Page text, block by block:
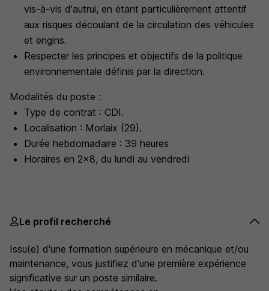
vis-à-vis d'autrui, en étant particulièrement attentif
aux risques découlant de la circulation des véhicules
et engins.
Respecter les principes et objectifs de la politique
environnementale définis par la direction.
Modalités du poste :
Type de contrat : CDI.
Localisation : Morlaix (29).
Durée hebdomadaire : 39 heures
Horaires en 2x8, du lundi au vendredi
Le profil recherché
Issu(e) d'une formation supérieure en mécanique et/ou
maintenance, vous justifiez d'une première expérience
significative sur un poste similaire.